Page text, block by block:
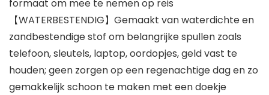
formaat om mee te nemen op reis
【WATERBESTENDIG】Gemaakt van waterdichte en
zandbestendige stof om belangrijke spullen zoals
telefoon, sleutels, laptop, oordopjes, geld vast te
houden; geen zorgen op een regenachtige dag en zo
gemakkelijk schoon te maken met een doekje